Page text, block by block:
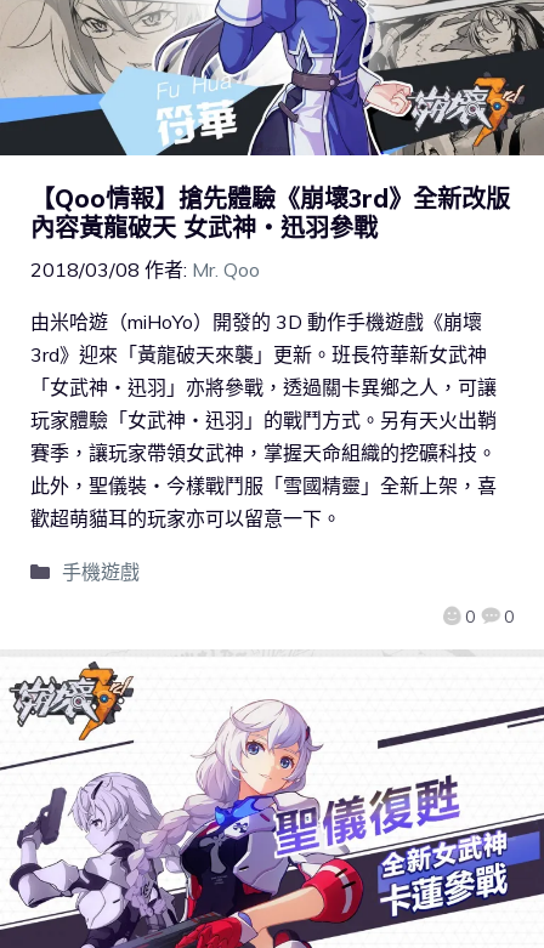
【Qoo情報】搶先體驗《崩壞3rd》全新改版
內容黃龍破天 女武神‧迅羽參戰
2018/03/08 作者: Mr. Qoo
0 0
由米哈遊（miHoYo）開發的 3D 動作手機遊戲《崩壞
3rd》迎來「黃龍破天來襲」更新。班長符華新女武神
「女武神‧迅羽」亦將參戰，透過關卡異鄉之人，可讓
玩家體驗「女武神‧迅羽」的戰鬥方式。另有天火出鞘
賽季，讓玩家帶領女武神，掌握天命組織的挖礦科技。
此外，聖儀裝‧今樣戰鬥服「雪國精靈」全新上架，喜
歡超萌貓耳的玩家亦可以留意一下。
手機遊戲